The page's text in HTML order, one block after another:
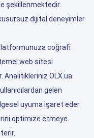
şekillenmektedir.
dijital deneyimler
coğrafi
web sitesi
OLX.ua
gelen
uyuma işaret eder.
optimize etmeye